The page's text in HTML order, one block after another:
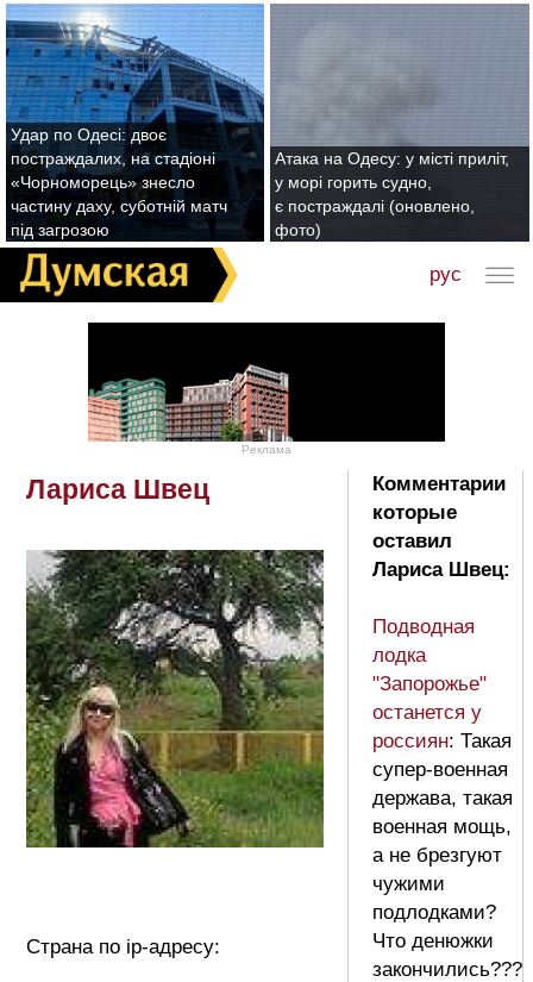
Удар по Одесі: двоє
постраждалих, на стадіоні
«Чорноморець» знесло
частину даху, суботній матч
під загрозою
Атака на Одесу: у місті приліт,
у морі горить судно,
є постраждалі (оновлено,
фото)
рус
Реклама
Лариса Швец
Страна по ip-адресу:
Комментарии
которые
оставил
Лариса Швец:
Подводная
лодка
"Запорожье"
останется у
россиян: Такая
супер-военная
держава, такая
военная мощь,
а не брезгуют
чужими
подлодками?
Что денюжки
закончились???